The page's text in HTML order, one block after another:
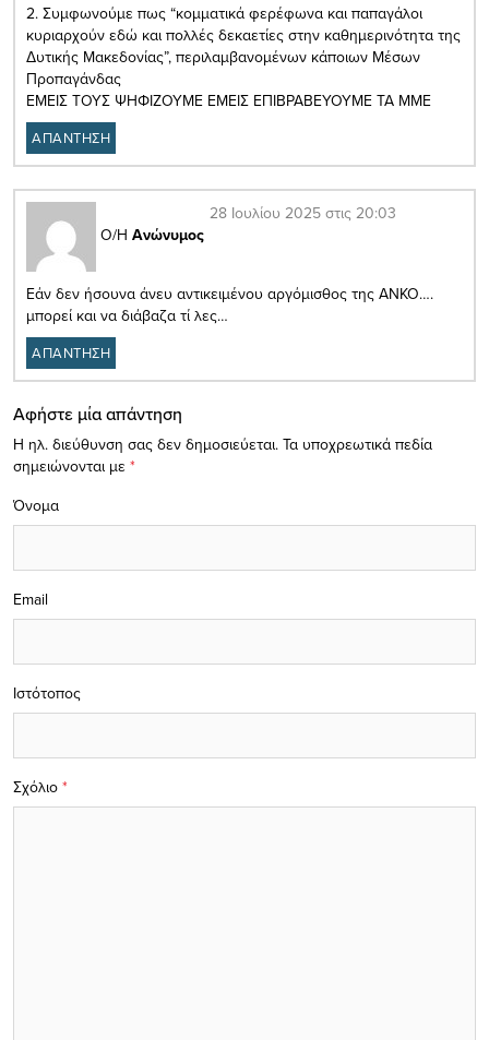
2. Συμφωνούμε πως “κομματικά φερέφωνα και παπαγάλοι
κυριαρχούν εδώ και πολλές δεκαετίες στην καθημερινότητα της
Δυτικής Μακεδονίας”, περιλαμβανομένων κάποιων Μέσων
Προπαγάνδας
ΕΜΕΙΣ ΤΟΥΣ ΨΗΦΙΖΟΥΜΕ ΕΜΕΙΣ ΕΠΙΒΡΑΒΕΥΟΥΜΕ ΤΑ ΜΜΕ
ΑΠΑΝΤΗΣΗ
Ο/Η Ανώνυμος
28 Ιουλίου 2025 στις 20:03
Εάν δεν ήσουνα άνευ αντικειμένου αργόμισθος της ΑΝΚΟ….
μπορεί και να διάβαζα τί λες…
ΑΠΑΝΤΗΣΗ
Αφήστε μία απάντηση
Η ηλ. διεύθυνση σας δεν δημοσιεύεται. Τα υποχρεωτικά πεδία
σημειώνονται με *
Σχόλιο *
Όνομα
Email
Ιστότοπος